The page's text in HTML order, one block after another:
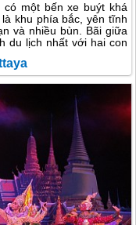
có một bến xe buýt khá
khu phía bắc, yên tĩnh
và nhiều bùn. Bãi giữa
du lịch nhất với hai con
bên bờ cát, quán xá,
lại, cuối khu là phố
và sôi động khi đêm
kia núi, với những quán
trình khám phá Pattaya
chân lang thang đi tìm
ngang qua những
Hoa nở tươi thắm trên
quán liền quán, bar
Pattaya đã tạo nên các
Lan. sau đây là 1 số
đây.